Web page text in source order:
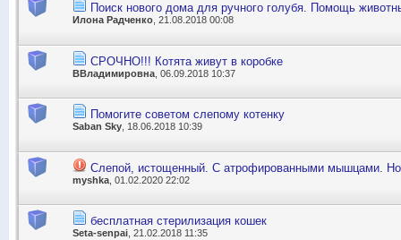
Поиск нового дома для ручного голубя. Помощь
Илона Радченко , 21.08.2018 00:08
СРОЧНО!!! Котята живут в коробке
ВВладимировна , 06.09.2018 10:37
Помогите советом слепому котенку
Saban Sky , 18.06.2018 10:39
Слепой, истощенный. С атрофированными мышцами. Но
myshka , 01.02.2020 22:02
бесплатная стерилизация кошек
Seta-senpai , 21.02.2018 11:35